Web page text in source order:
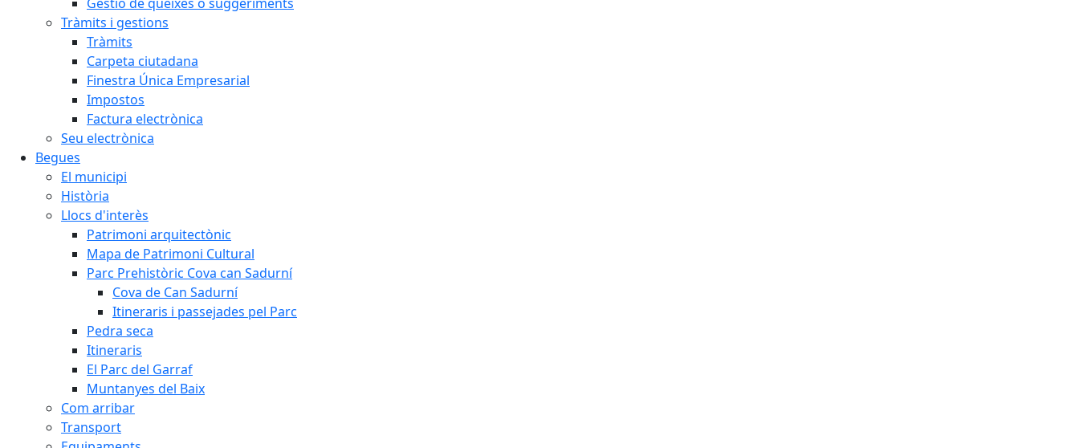
Tràmits i gestions
Tràmits
Carpeta ciutadana
Finestra Única Empresarial
Impostos
Factura electrònica
Seu electrònica
Begues
El municipi
Història
Llocs d'interès
Patrimoni arquitectònic
Mapa de Patrimoni Cultural
Parc Prehistòric Cova can Sadurní
Cova de Can Sadurní
Itineraris i passejades pel Parc
Pedra seca
Itineraris
El Parc del Garraf
Muntanyes del Baix
Com arribar
Transport